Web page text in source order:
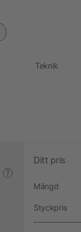
Teknik
?
Ditt pris
Mängd
Styckpris